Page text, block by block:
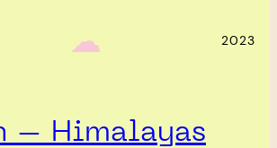
‎ ‎‎ ☁︎‎‎ 2023
– Himalayas